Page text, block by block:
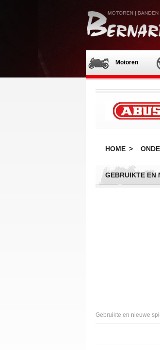
Motoren
HOME >
GEBRUIKTE EN
Gebruikte en nieuwe